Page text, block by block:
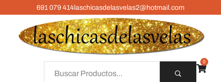
691 079 414laschicasdelasvelas2@hotmail.com
0